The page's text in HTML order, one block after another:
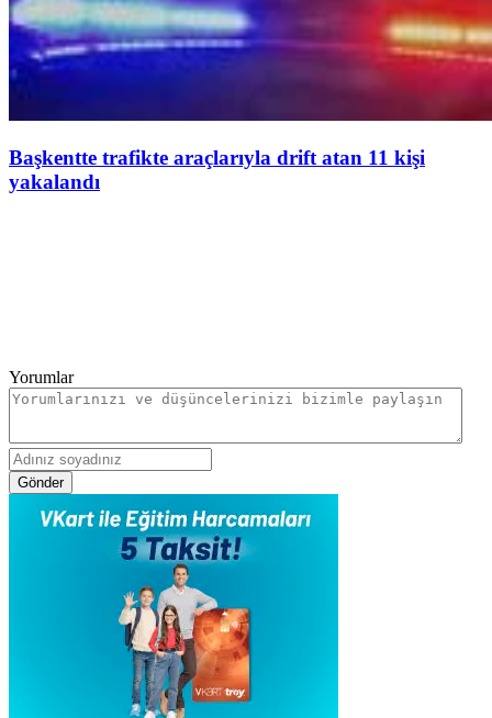
Başkentte trafikte araçlarıyla drift atan 11 kişi
yakalandı
Yorumlar
Gönder